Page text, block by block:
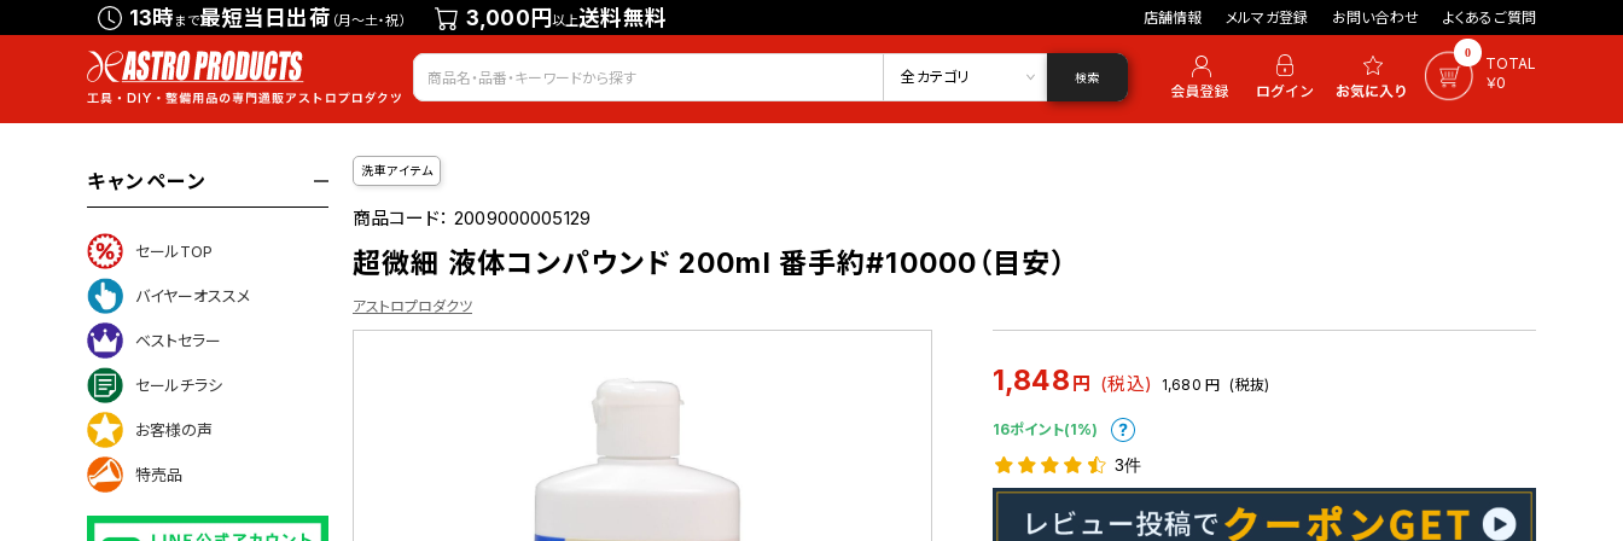
13時まで最短当日出荷 （月～土・祝） 3,000円以上送料無料 店舗情報 メルマガ登録 お問い合わせ よくあるご質問
会員登録 ログイン お気に入り 0
TOTAL
￥0
全カテゴリ 検索
キャンペーン
セールTOP
バイヤーオススメ
ベストセラー
セールチラシ
お客様の声
特売品
洗車アイテム
商品コード：2009000005129
超微細 液体コンパウンド 200ml 番手約#10000（目安）
アストロプロダクツ
1,848 円 (税込) 1,680 円 (税抜)
16ポイント(1%)
3件